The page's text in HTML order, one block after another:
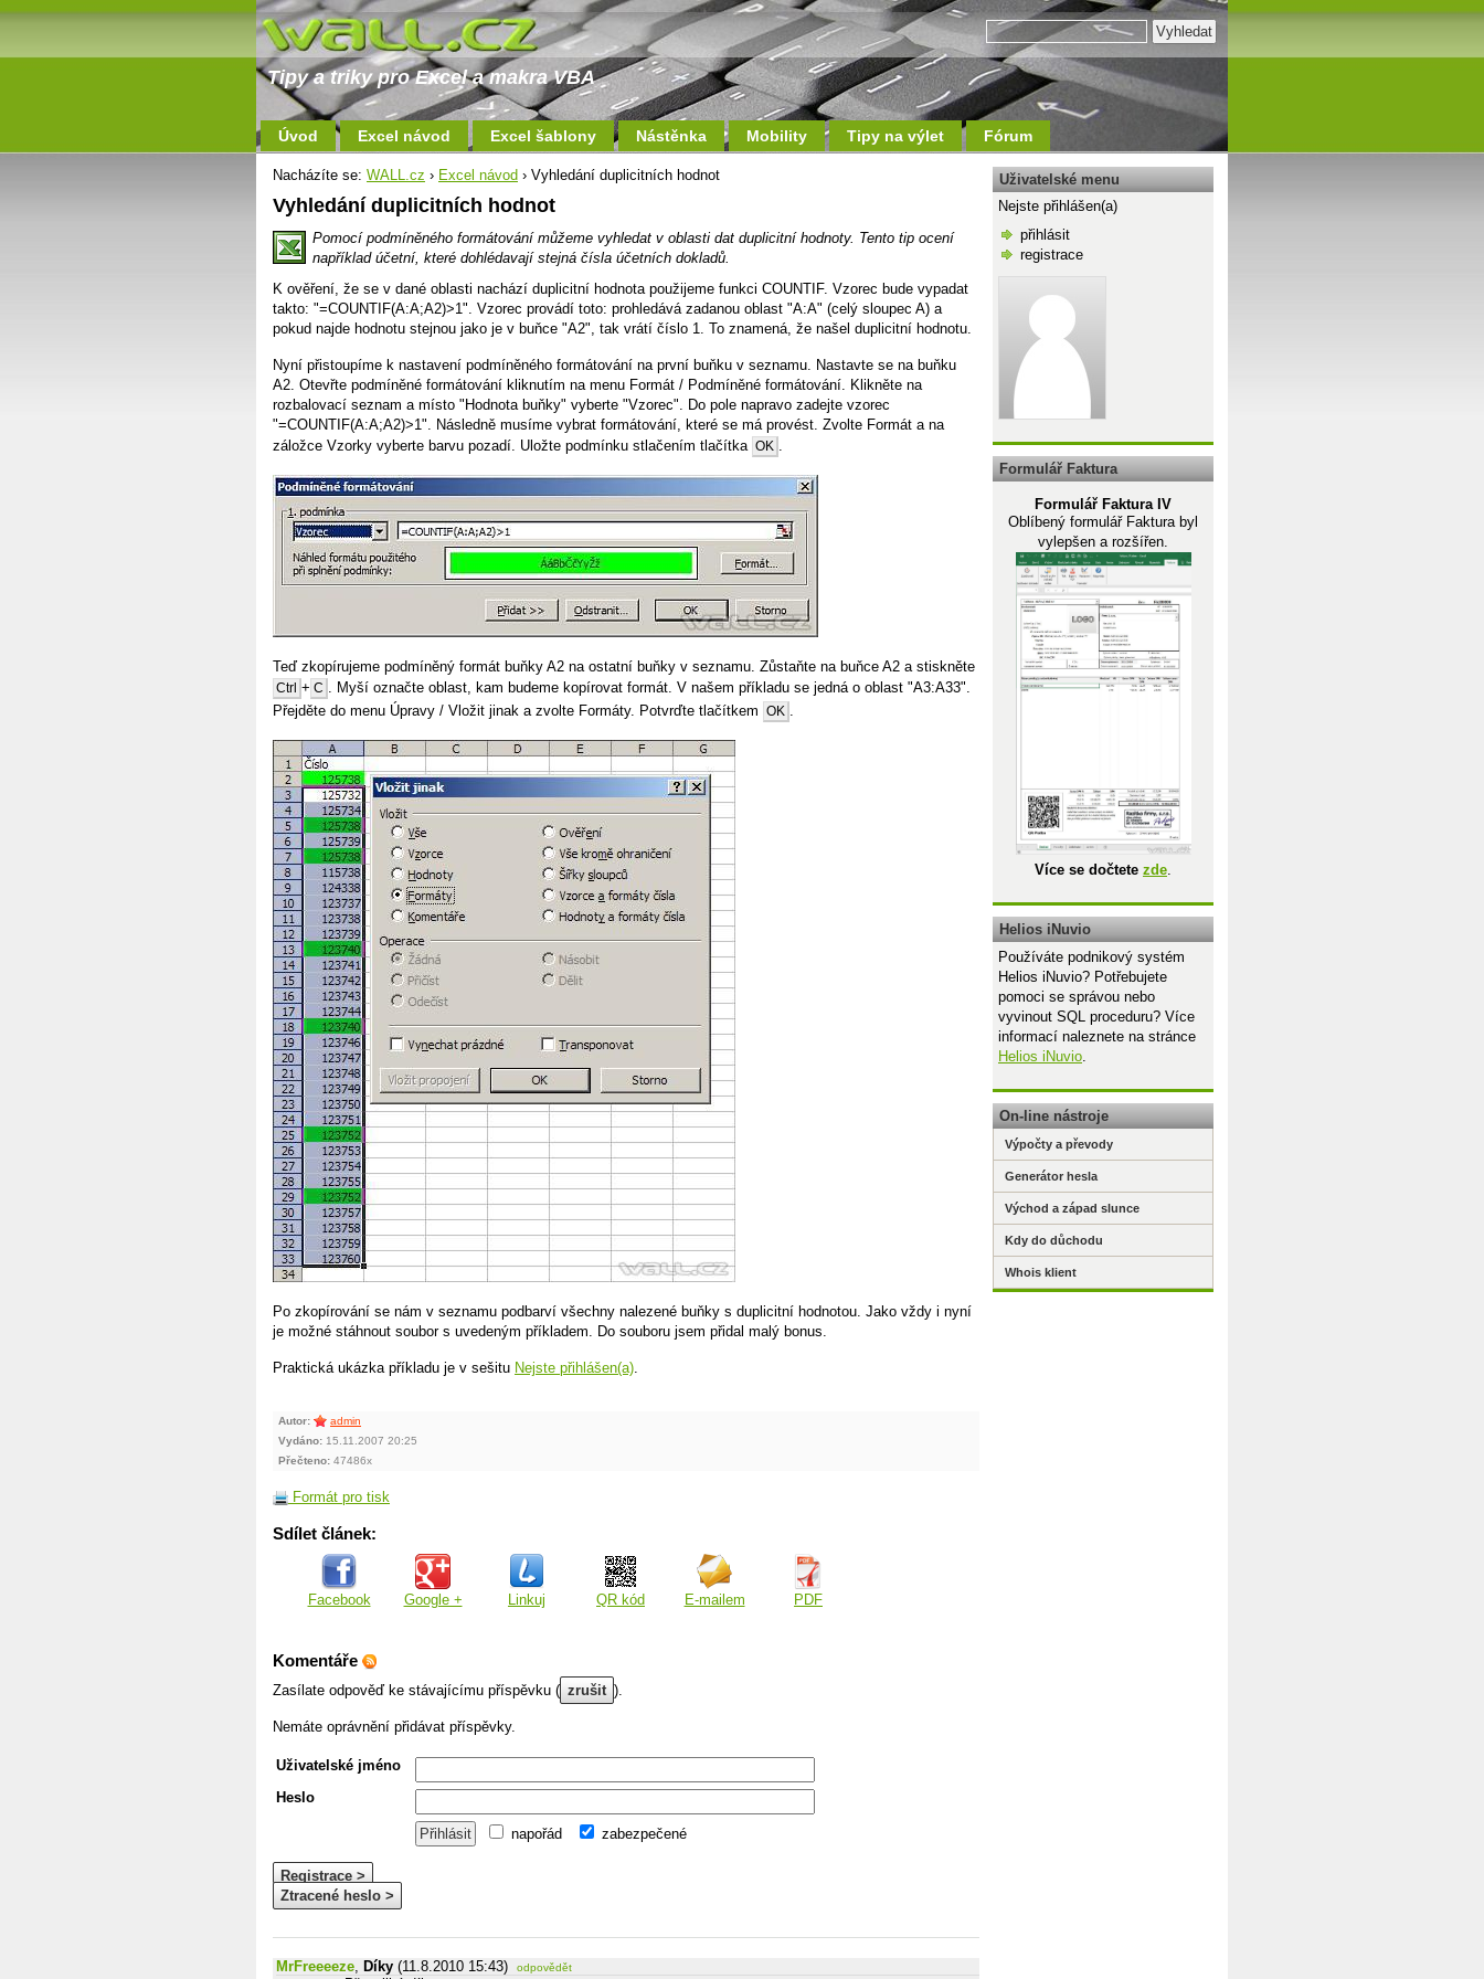
Tipy a triky pro Excel a makra VBA
Úvod Excel návod Excel šablony Nástěnka Mobility Tipy na výlet Fórum
Nacházíte se: WALL.cz › Excel návod › Vyhledání duplicitních hodnot
Vyhledání duplicitních hodnot
Pomocí podmíněného formátování můžeme vyhledat v oblasti dat duplicitní hodnoty. Tento tip ocení
například účetní, které dohlédavají stejná čísla účetních dokladů.
K ověření, že se v dané oblasti nachází duplicitní hodnota použijeme funkci COUNTIF. Vzorec bude vypadat
takto: "=COUNTIF(A:A;A2)>1". Vzorec provádí toto: prohledává zadanou oblast "A:A" (celý sloupec A) a
pokud najde hodnotu stejnou jako je v buňce "A2", tak vrátí číslo 1. To znamená, že našel duplicitní hodnotu.
Nyní přistoupíme k nastavení podmíněného formátování na první buňku v seznamu. Nastavte se na buňku
A2. Otevřte podmíněné formátování kliknutím na menu Formát / Podmíněné formátování. Klikněte na
rozbalovací seznam a místo "Hodnota buňky" vyberte "Vzorec". Do pole napravo zadejte vzorec
"=COUNTIF(A:A;A2)>1". Následně musíme vybrat formátování, které se má provést. Zvolte Formát a na
záložce Vzorky vyberte barvu pozadí. Uložte podmínku stlačením tlačítka OK .
Teď zkopírujeme podmíněný formát buňky A2 na ostatní buňky v seznamu. Zůstaňte na buňce A2 a stiskněte
Ctrl + C . Myší označte oblast, kam budeme kopírovat formát. V našem příkladu se jedná o oblast "A3:A33".
Přejděte do menu Úpravy / Vložit jinak a zvolte Formáty. Potvrďte tlačítkem
OK .
Po zkopírování se nám v seznamu podbarví všechny nalezené buňky s duplicitní hodnotou. Jako vždy i nyní
je možné stáhnout soubor s uvedeným příkladem. Do souboru jsem přidal malý bonus.
Praktická ukázka příkladu je v sešitu Nejste přihlášen(a).
Autor:
admin
Vydáno: 15.11.2007 20:25
Přečteno: 47486x
Formát pro tisk
Sdílet článek:
Facebook Google + Linkuj QR kód E-mailem PDF
Komentáře
Zasílate odpověď ke stávajícímu příspěvku ( zrušit ).
Nemáte oprávnění přidávat příspěvky.
Uživatelské jméno
Heslo
napořád zabezpečené
Registrace >
Ztracené heslo >
MrFreeeeze, Díky (11.8.2010 15:43) odpovědět
Uživatelské menu
Nejste přihlášen(a)
přihlásit
registrace
Formulář Faktura
Formulář Faktura IV
Oblíbený formulář Faktura byl
vylepšen a rozšířen.
Více se dočtete zde.
Helios iNuvio
Používáte podnikový systém
Helios iNuvio? Potřebujete
pomoci se správou nebo
vyvinout SQL proceduru? Více
informací naleznete na stránce
Helios iNuvio.
On-line nástroje
Výpočty a převody
Generátor hesla
Východ a západ slunce
Kdy do důchodu
Whois klient